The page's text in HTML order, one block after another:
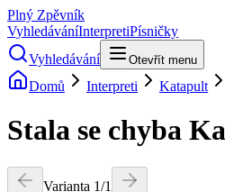
Plný Zpěvník
VyhledáváníInterpretiPísničky
Vyhledávání
Otevřít menu
Domů Interpreti Katapult
Stala se chyba
Varianta 1/1